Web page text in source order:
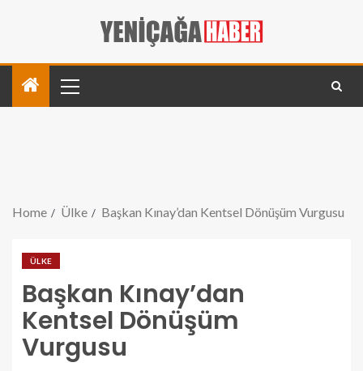
Home Ülke Başkan Kınay’dan Kentsel Dönüşüm Vurgusu
ÜLKE
Başkan Kınay’dan
Kentsel Dönüşüm
Vurgusu